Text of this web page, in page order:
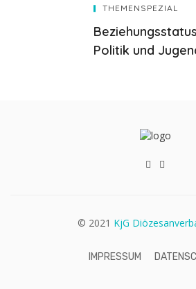
THEMENSPEZIAL
Politik und
© 2021 KjG
IMPRESSUM